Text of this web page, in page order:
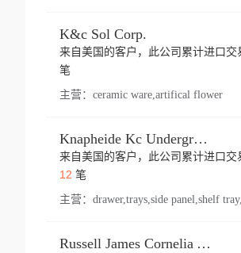
K&c Sol Corp.
来自美国的客户，此公司累计进口交
笔
主营： ceramic ware,artifical flower
Knapheide Kc Underground
来自美国的客户，此公司累计进口交
12 笔
主营：
Russell James Cornelia Arlington Va